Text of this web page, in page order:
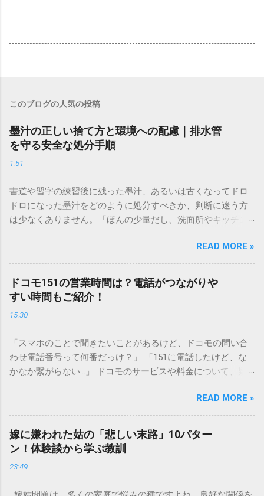
このブログの人気の投稿
墨汁の正しい捨て方と環境への配慮｜排水管
を守る安全な処分手順
1:51
書道や習字の練習後に残った墨汁、あるいは古くなってドロ
ドロになった墨汁をどのように処分すべきか、判断に迷う方
は少なくありません。「ほんの少量だし、洗面所やキッチン
と、実は予期せぬトラブルを招く原因となります。 墨汁は、
一般的な生活排水とは性質が大きく異なります。そのまま排
水口へ流すことは環境負荷だけでなく、ご自宅の排水設備を
傷める可能性も高いため、非常に危険です。この記事では、
墨汁を安全かつ環境に優しい方法で処分するための手順と、
容器を適切に分別する方法を徹底解説します。 墨汁を「排水
す）」と「膠（にかわ）」、そして水です。これらは非常に
微細かつ独特の粘性を持っているため、下水処理や配管維持
の観点から以下の問題が発生します。 1. 環境への深刻な負荷
施設であっても、これらの微粒子を完全に分解・除去するこ
とは容易ではありません。大量に流し続けると河川や海まで
到達し、水質の濁りや生態系へ悪影響を及ぼすリスクがあり
ます。 2. 排水管の詰まりと劣化 墨汁の粘度を保っている「膠
め、深刻な詰まりを引き起こします。特に築年数が経過した
READ MORE »
ドコモ151の営業時間は？電話がつながりや
すい時間もご紹介！
15:30
「スマホのことで聞きたいことがあるけど、ドコモの問い合
わせ電話番号って何番だっけ？」 「151に電話したけど、な
かなか繋がらない…」 ドコモのサービスや料金について、疑
ンフォメーションセンター」の専用電話番号「151」ですよ
ね。 でも、「 ドコモ151は何時まで 営業しているの？」「
151は何時から 受付可能なの？」と営業時間がわからず、な
かなか電話ができない方もいるかもしれません。 この記事で
は、ドコモ151の営業時間や、電話が繋がりやすい時間帯、さ
らには電話がつながらない時の対処法をわかりやすく解説し
READ MORE »
嫁に嫌われた姑の「悲しい末路」10パター
ン！体験談から学ぶ教訓
23:49